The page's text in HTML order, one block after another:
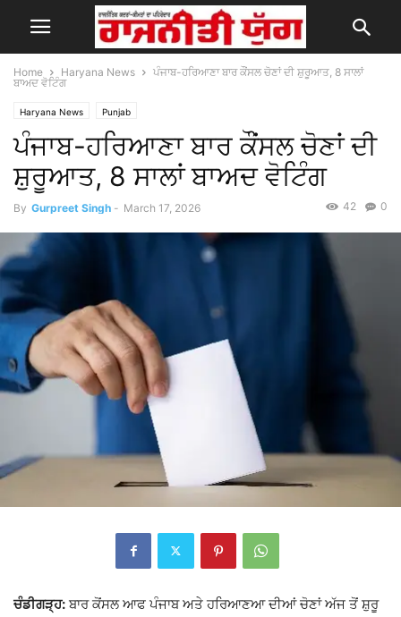
Home Haryana News
ਪੰਜਾਬ-ਹਰਿਆਣਾ ਬਾਰ ਕੌਂਸਲ ਚੋਣਾਂ ਦੀ ਸ਼ੁਰੂਆਤ, 8 ਸਾਲਾਂ
ਬਾਅਦ ਵੋਟਿੰਗ
Haryana News Punjab
ਪੰਜਾਬ-ਹਰਿਆਣਾ ਬਾਰ ਕੌਂਸਲ ਚੋਣਾਂ ਦੀ
ਸ਼ੁਰੂਆਤ, 8 ਸਾਲਾਂ ਬਾਅਦ ਵੋਟਿੰਗ
By Gurpreet Singh - March 17, 2026 0
42
ਚੰਡੀਗੜ੍ਹ: ਬਾਰ ਕੋਂਸਲ ਆਫ ਪੰਜਾਬ ਅਤੇ ਹਰਿਆਣਆਦੀਆਂ ਚੋਣਾਂ ਅੱਜ ਤੋਂ ਸ਼ੁਰੂ